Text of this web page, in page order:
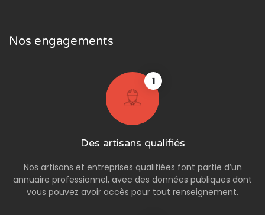
Nos engagements
1
Des artisans qualifiés
Nos artisans et entreprises qualifiées font partie d’un
annuaire professionnel, avec des données publiques dont
vous pouvez avoir accès pour tout renseignement.